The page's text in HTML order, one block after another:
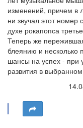
изменений, причем в
ни звучал этот номер
духе рокапопса
Теперь же
блеянию и несколько
шансы на успех - при
развития в